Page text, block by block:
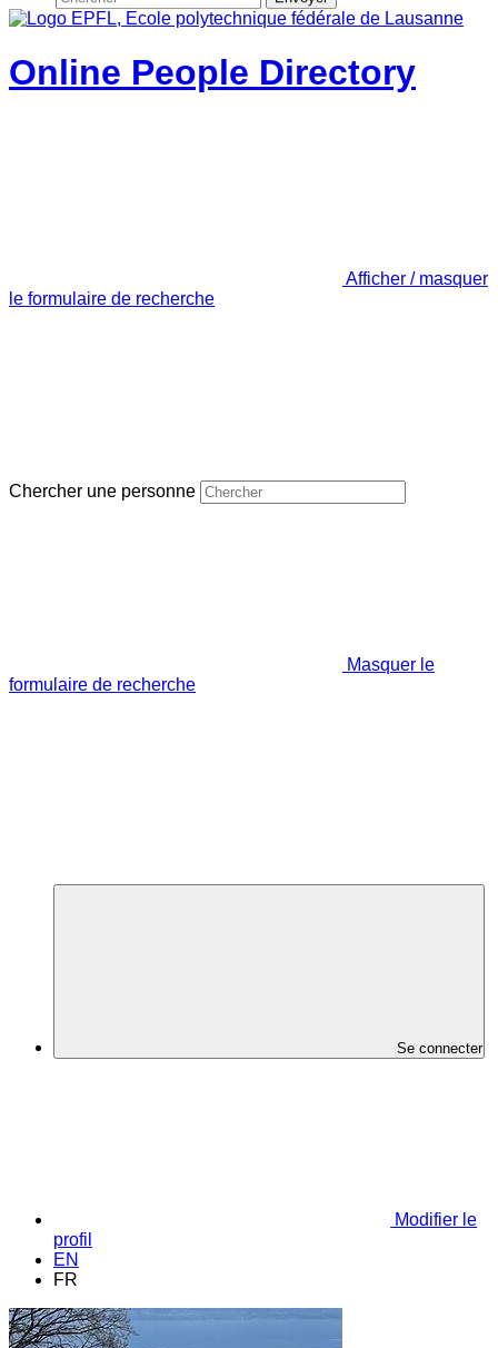
Online People Directory
Afficher / masquer
le formulaire de recherche
Chercher une personne
Masquer le
formulaire de recherche
Se connecter
Modifier le
profil
EN
FR